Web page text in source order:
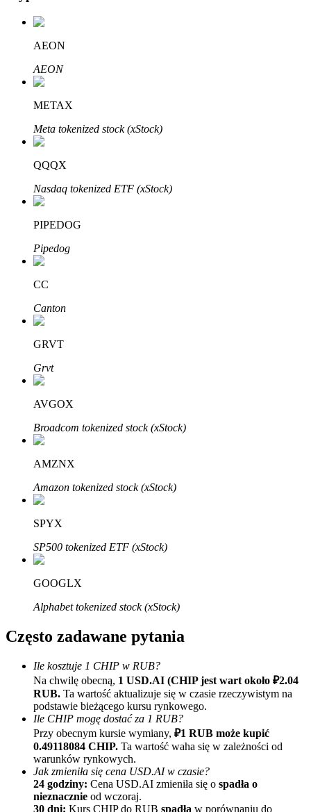
Automatyczna inwestycja
Zdobądź długoterminowy zysk i elastyczne zainteresowania
Naucz się stakingu
Dowiedz się, jak uzyskać dochód pasywny
Bitrue
Bitruści Partnerzy
Polecaj
Zaproś przyjaciela, aby otrzymać nagrody pieniężne
BTC Welcome Rewards
AEON
AEON
METAX
Meta tokenized stock (xStock)
QQQX
Nasdaq tokenized ETF (xStock)
PIPEDOG
Pipedog
CC
Canton
GRVT
Grvt
AVGOX
Broadcom tokenized stock (xStock)
AMZNX
Amazon tokenized stock (xStock)
SPYX
SP500 tokenized ETF (xStock)
GOOGLX
Alphabet tokenized stock (xStock)
Często zadawane pytania
Ile kosztuje 1 CHIP w RUB?
Na chwilę obecną, 1 USD.AI (CHIP jest wart około ₽2.04
RUB. Ta wartość aktualizuje się w czasie rzeczywistym na
podstawie bieżącego kursu rynkowego.
Ile CHIP mogę dostać za 1 RUB?
Przy obecnym kursie wymiany, ₽1 RUB może kupić
0.49118084 CHIP. Ta wartość waha się w zależności od
warunków rynkowych.
Jak zmieniła się cena USD.AI w czasie?
24 godziny: Cena USD.AI zmieniła się o spadła o
nieznacznie od wczoraj.
30 dni: Kurs CHIP do RUB spadła w porównaniu do